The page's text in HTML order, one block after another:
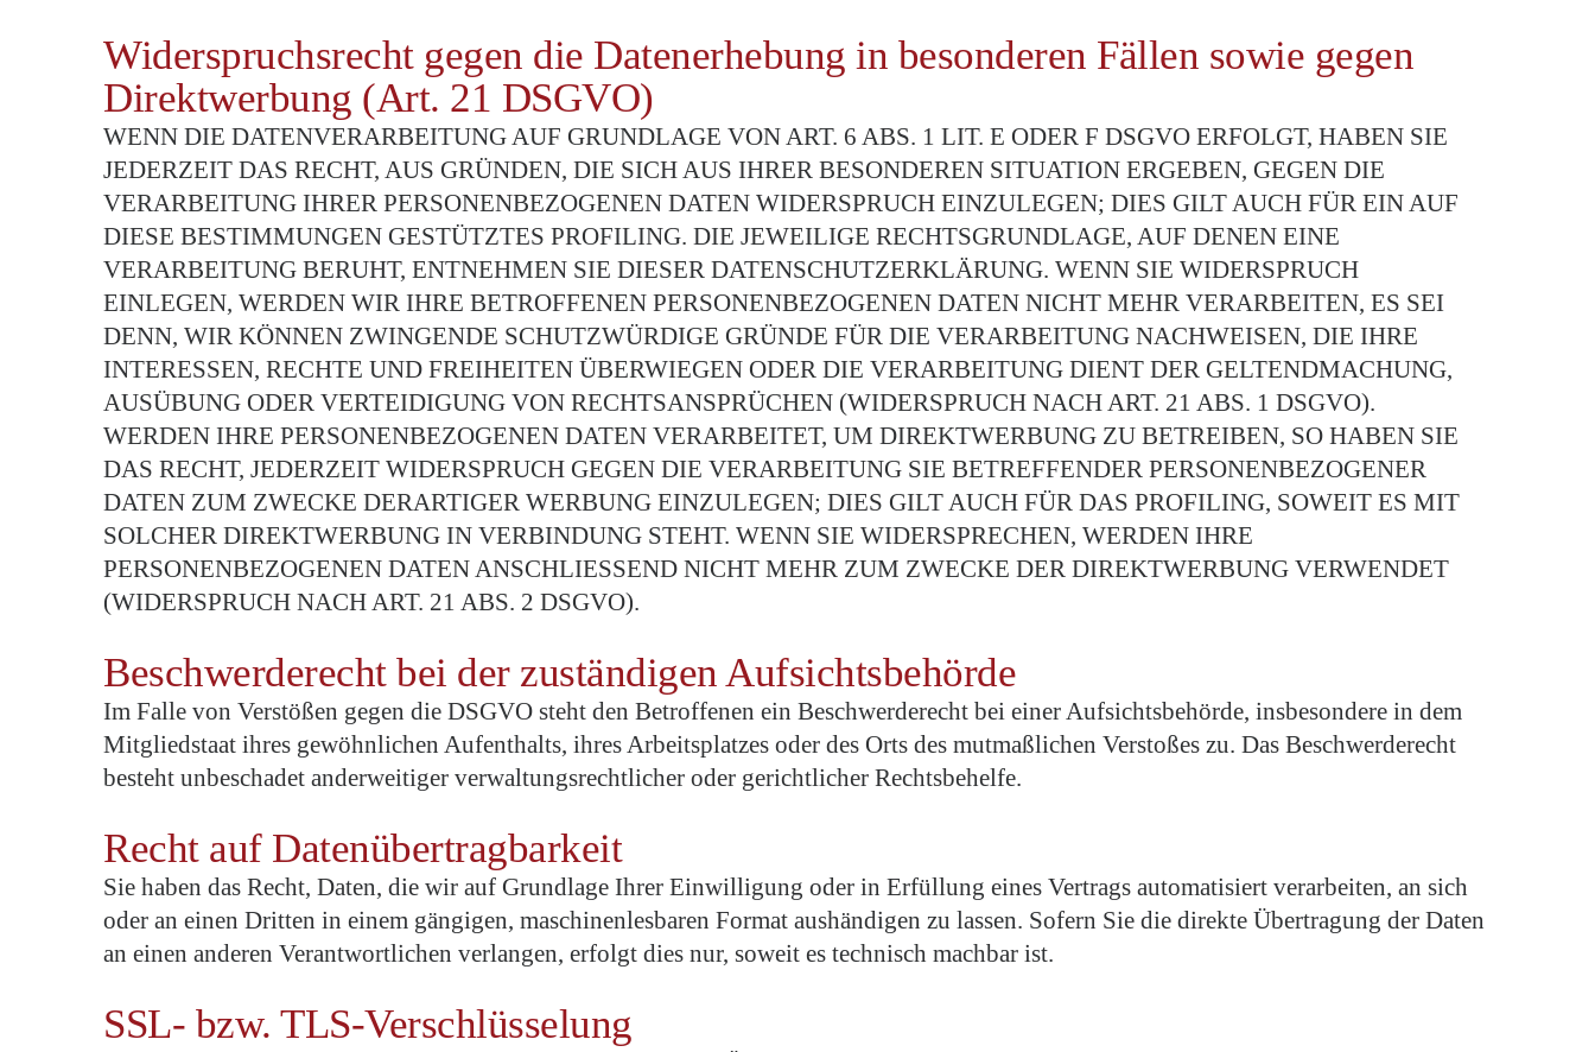
Widerspruchsrecht gegen die Datenerhebung in besonderen Fällen sowie gegen
Direktwerbung (Art. 21 DSGVO)
WENN DIE DATENVERARBEITUNG AUF GRUNDLAGE VON ART. 6 ABS. 1 LIT. E ODER F DSGVO ERFOLGT, HABEN SIE
JEDERZEIT DAS RECHT, AUS GRÜNDEN, DIE SICH AUS IHRER BESONDEREN SITUATION ERGEBEN, GEGEN DIE
VERARBEITUNG IHRER PERSONENBEZOGENEN DATEN WIDERSPRUCH EINZULEGEN; DIES GILT AUCH FÜR EIN AUF
DIESE BESTIMMUNGEN GESTÜTZTES PROFILING. DIE JEWEILIGE RECHTSGRUNDLAGE, AUF DENEN EINE
VERARBEITUNG BERUHT, ENTNEHMEN SIE DIESER DATENSCHUTZERKLÄRUNG. WENN SIE WIDERSPRUCH
EINLEGEN, WERDEN WIR IHRE BETROFFENEN PERSONENBEZOGENEN DATEN NICHT MEHR VERARBEITEN, ES SEI
DENN, WIR KÖNNEN ZWINGENDE SCHUTZWÜRDIGE GRÜNDE FÜR DIE VERARBEITUNG NACHWEISEN, DIE IHRE
INTERESSEN, RECHTE UND FREIHEITEN ÜBERWIEGEN ODER DIE VERARBEITUNG DIENT DER GELTENDMACHUNG,
AUSÜBUNG ODER VERTEIDIGUNG VON RECHTSANSPRÜCHEN (WIDERSPRUCH NACH ART. 21 ABS. 1 DSGVO).
WERDEN IHRE PERSONENBEZOGENEN DATEN VERARBEITET, UM DIREKTWERBUNG ZU BETREIBEN, SO HABEN SIE
DAS RECHT, JEDERZEIT WIDERSPRUCH GEGEN DIE VERARBEITUNG SIE BETREFFENDER PERSONENBEZOGENER
DATEN ZUM ZWECKE DERARTIGER WERBUNG EINZULEGEN; DIES GILT AUCH FÜR DAS PROFILING, SOWEIT ES MIT
SOLCHER DIREKTWERBUNG IN VERBINDUNG STEHT. WENN SIE WIDERSPRECHEN, WERDEN IHRE
PERSONENBEZOGENEN DATEN ANSCHLIESSEND NICHT MEHR ZUM ZWECKE DER DIREKTWERBUNG VERWENDET
(WIDERSPRUCH NACH ART. 21 ABS. 2 DSGVO).
Beschwerde­recht bei der zuständigen Aufsichts­behörde
Im Falle von Verstößen gegen die DSGVO steht den Betroffenen ein Beschwerderecht bei einer Aufsichtsbehörde, insbesondere in dem
Mitgliedstaat ihres gewöhnlichen Aufenthalts, ihres Arbeitsplatzes oder des Orts des mutmaßlichen Verstoßes zu. Das Beschwerderecht
besteht unbeschadet anderweitiger verwaltungsrechtlicher oder gerichtlicher Rechtsbehelfe.
Recht auf Daten­übertrag­barkeit
Sie haben das Recht, Daten, die wir auf Grundlage Ihrer Einwilligung oder in Erfüllung eines Vertrags automatisiert verarbeiten, an sich
oder an einen Dritten in einem gängigen, maschinenlesbaren Format aushändigen zu lassen. Sofern Sie die direkte Übertragung der Daten
an einen anderen Verantwortlichen verlangen, erfolgt dies nur, soweit es technisch machbar ist.
SSL- bzw. TLS-Verschlüsselung